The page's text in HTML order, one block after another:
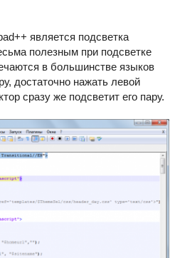
является подсветка
полезным при подсветке
в большинстве языков
достаточно нажать левой
сразу же подсветит его пару.